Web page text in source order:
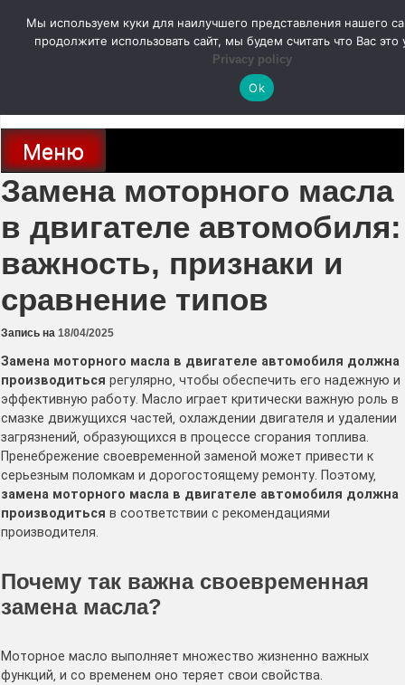
содержимому
autodoc24.ru
Новости про современные автомобили и не только, новинки зарубежного
и отечественного автопрома
Меню
Замена моторного масла
в двигателе автомобиля:
важность, признаки и
сравнение типов
Запись на 18/04/2025
Замена моторного масла в двигателе автомобиля должна
производиться регулярно‚ чтобы обеспечить его надежную и
эффективную работу․ Масло играет критически важную роль в
смазке движущихся частей‚ охлаждении двигателя и удалении
загрязнений‚ образующихся в процессе сгорания топлива․
Пренебрежение своевременной заменой может привести к
серьезным поломкам и дорогостоящему ремонту․ Поэтому‚
замена моторного масла в двигателе автомобиля должна
производиться в соответствии с рекомендациями
производителя․
Почему так важна своевременная
замена масла?
Моторное масло выполняет множество жизненно важных
функций‚ и со временем оно теряет свои свойства․
Мы используем куки для наилучшего представления нашего
продолжите использовать сайт, мы будем считать что Вас это
Privacy policy
Ok